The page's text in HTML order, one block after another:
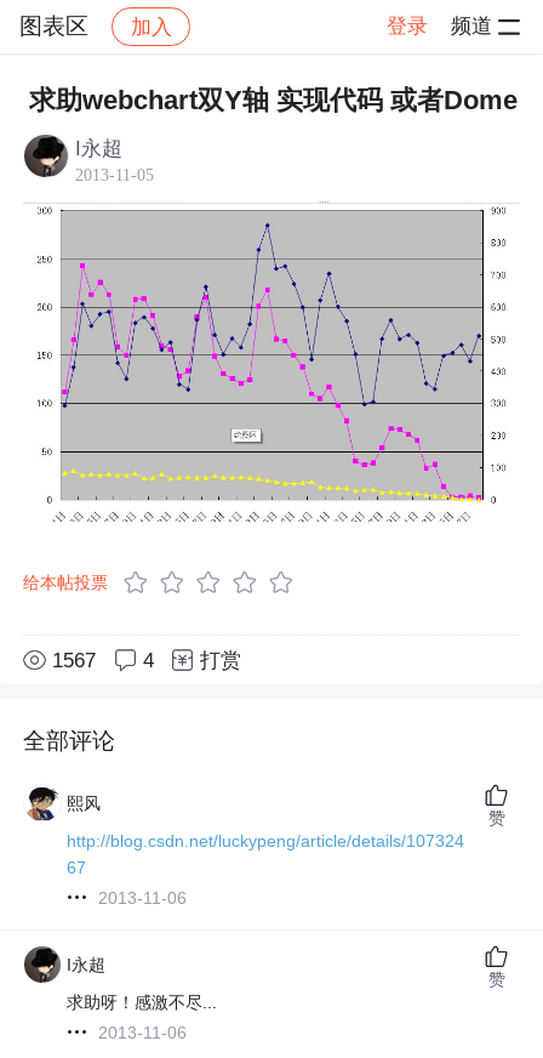
图表区 加入 登录 频道
社区 图表区 帖子详情
求助webchart双Y轴 实现代码 或者Dome
I永超
2013-11-05
给本帖投票
1567 4 打赏
全部评论
熙风
http://blog.csdn.net/luckypeng/article/details/107324
67
2013-11-06
赞
I永超
求助呀！感激不尽...
2013-11-06
赞